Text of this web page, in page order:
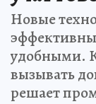
Новые
удобными.
вызывать
решает